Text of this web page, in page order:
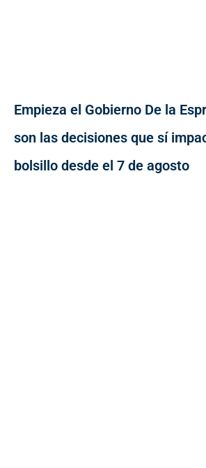
Empieza el Gobierno De la
son las decisiones que sí
bolsillo desde el 7 de agosto